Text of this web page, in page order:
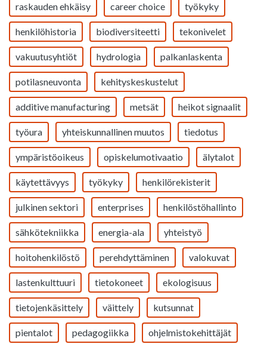
raskauden ehkäisy career choice työkyky
henkilöhistoria biodiversiteetti tekonivelet
vakuutusyhtiöt hydrologia palkanlaskenta
potilasneuvonta kehityskeskustelut
additive manufacturing metsät heikot signaalit
työura yhteiskunnallinen muutos tiedotus
ympäristöoikeus opiskelumotivaatio älytalot
käytettävyys työkyky henkilörekisterit
julkinen sektori enterprises henkilöstöhallinto
sähkötekniikka energia-ala yhteistyö
hoitohenkilöstö perehdyttäminen valokuvat
lastenkulttuuri tietokoneet ekologisuus
tietojenkäsittely väittely kutsunnat
pientalot pedagogiikka ohjelmistokehittäjät